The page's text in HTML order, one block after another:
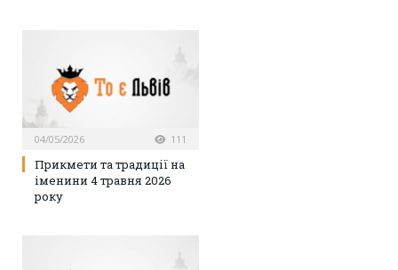
04/05/2026 111
Прикмети та традиції на
іменини 4 травня 2026
року